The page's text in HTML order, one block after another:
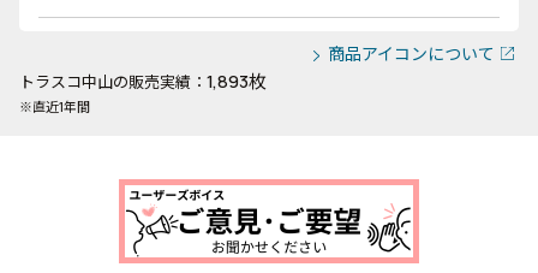
商品アイコンについて
トラスコ中山の販売実績： 1,893枚
※直近1年間